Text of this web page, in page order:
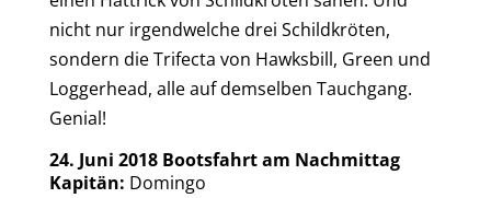
nicht nur irgendwelche drei Schildkröten,
sondern die Trifecta von Hawksbill, Green und
Loggerhead, alle auf demselben Tauchgang.
Genial!
24. Juni 2018 Bootsfahrt am Nachmittag
Kapitän: Domingo